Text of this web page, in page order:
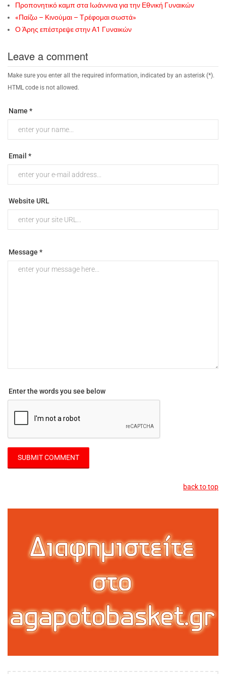
Προπονητικό καμπ στα Ιωάννινα για την Εθνική Γυναικών
«Παίζω – Κινούμαι – Τρέφομαι σωστά»
Ο Άρης επέστρεψε στην Α1 Γυναικών
Leave a comment
Make sure you enter all the required information, indicated by an asterisk (*).
HTML code is not allowed.
Name *
Email *
Website URL
Message *
Enter the words you see below
back to top